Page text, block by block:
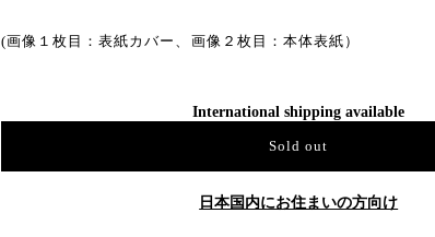
(画像１枚目：表紙カバー、画像２枚目：本体表紙）
International shipping available
Sold out
日本国内にお住まいの方向け